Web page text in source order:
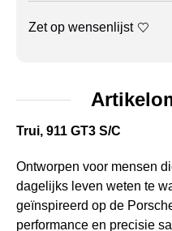
Zet op wensenlijst
Trui, 911 GT3 S/C
Ontworpen voor mensen
dagelijks leven weten te
geïnspireerd op de
performance en precisie